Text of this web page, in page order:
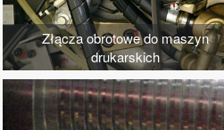
Złącza obrotowe do maszyn
drukarskich